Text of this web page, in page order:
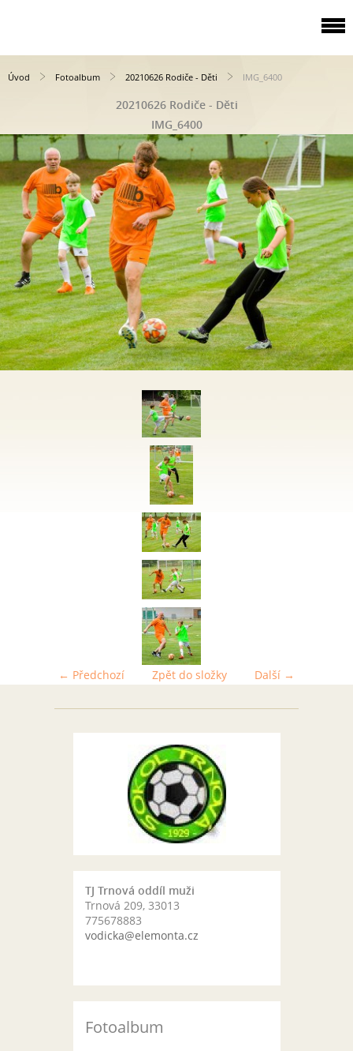
Úvod Fotoalbum 20210626 Rodiče - Děti IMG_6400
20210626 Rodiče - Děti
IMG_6400
← Předchozí Další →
Zpět do složky
TJ Trnová oddíl muži
Trnová 209, 33013
775678883
vodicka@elemonta.cz
Fotoalbum